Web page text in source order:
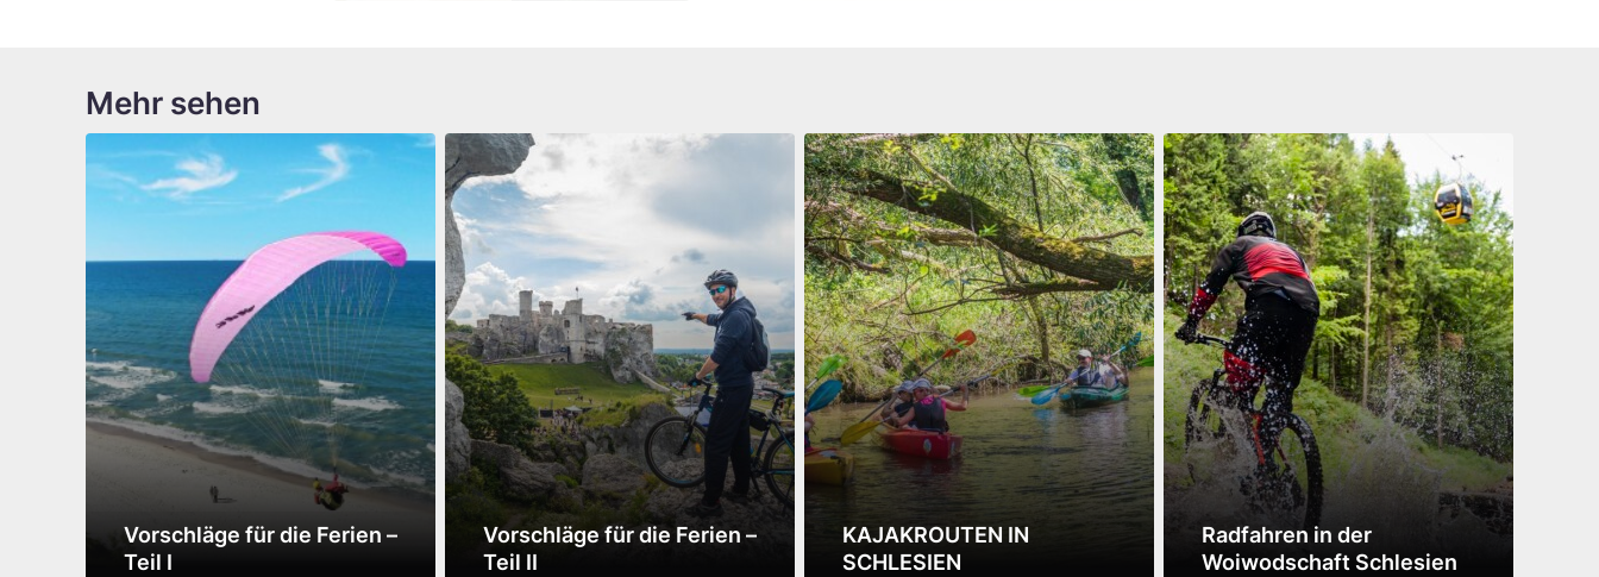
Mehr sehen
Vorschläge für die Ferien –
Teil I
Vorschläge für die Ferien –
Teil II
KAJAKROUTEN IN
SCHLESIEN
Radfahren in der
Woiwodschaft Schlesien